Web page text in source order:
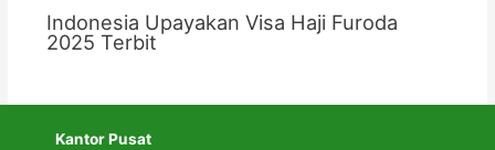
Indonesia Upayakan Visa Haji Furoda
2025 Terbit
Kantor Pusat